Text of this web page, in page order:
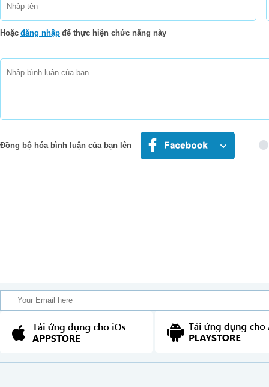
Hoặc đăng nhập để thực hiện chức năng này
Đồng bộ hóa bình luận của bạn lên